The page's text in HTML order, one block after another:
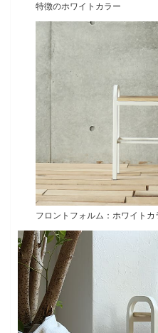
特徴のホワイトカラー
フロントフォルム：ホワイトカ